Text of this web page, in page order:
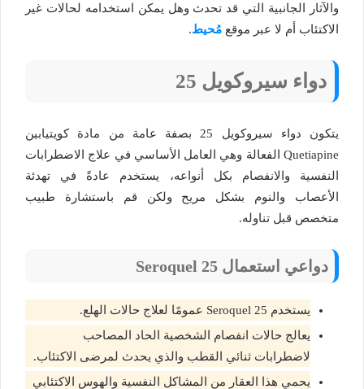
والآثار الجانبية التي قد تحدث وهل يمكن استخدامه لحالات غير
الاكتئاب أم لا عبر موقع مُحيط.
دواء سيروكويل 25
يتكون دواء سيروكويل 25 بصفة عامة من مادة كويتيابين
Quetiapine الفعالة وهي العامل الأساسي في علاج الاضطرابات
النفسية والانفصام بكل أنواعه، يستخدم عادةً في تهدئة
الأعصاب والنوم بشكل مريح ولكن قم باستشارة طبيب
متخصص قبل تناوله.
دواعي استعمال 25 Seroquel
يستخدم Seroquel 25 عمومًا لعلاج حالات الهلع.
يعالج حالات انفصام الشخصية الحاد المصاحب
لاضطرابات ثنائي القطب والذي يحدث لمرضى الاكتئاب.
يحمي هذا العقار من المشاكل النفسية والهوس الاكتئابي